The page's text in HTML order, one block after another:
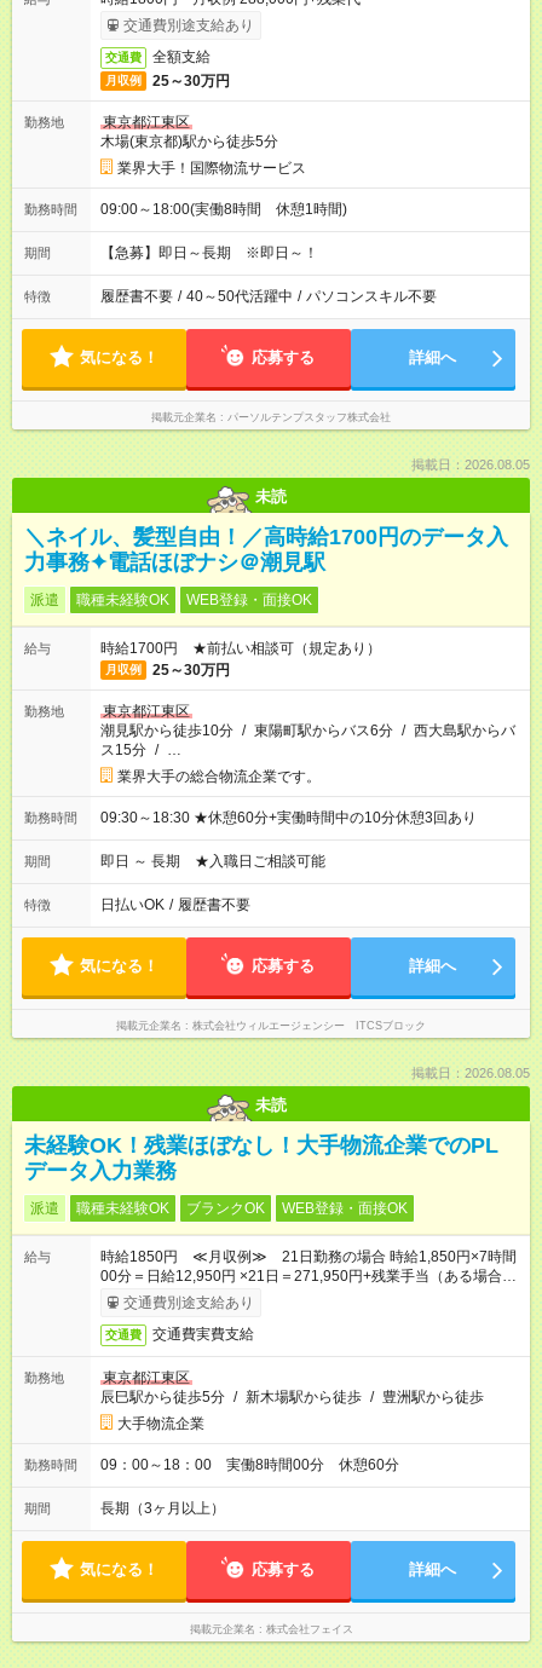
交通費別途支給あり
交通費 全額支給
月収例 25～30万円
勤務地
東京都江東区
木場(東京都)駅から徒歩5分
業界大手！国際物流サービス
勤務時間 09:00～18:00(実働8時間 休憩1時間)
期間 【急募】即日～長期 ※即日～！
特徴 履歴書不要 / 40～50代活躍中 / パソコンスキル不要
気になる！ 応募する 詳細へ
掲載元企業名 パーソルテンプスタッフ株式会社
掲載日：2026.08.05
未読
＼ネイル、髪型自由！／高時給1700円のデータ入
力事務✦電話ほぼナシ＠潮見駅
派遣 職種未経験OK WEB登録・面接OK
給与 時給1700円 ★前払い相談可（規定あり）
月収例 25～30万円
勤務地
東京都江東区
潮見駅から徒歩10分 / 東陽町駅からバス6分 / 西大島駅からバ
ス15分 / …
業界大手の総合物流企業です。
勤務時間 09:30～18:30 ★休憩60分+実働時間中の10分休憩3回あり
期間 即日 ～ 長期 ★入職日ご相談可能
特徴 日払いOK / 履歴書不要
気になる！ 応募する 詳細へ
掲載元企業名 株式会社ウィルエージェンシー ITCSブロック
掲載日：2026.08.05
未読
未経験OK！残業ほぼなし！大手物流企業でのPL
データ入力業務
派遣 職種未経験OK ブランクOK WEB登録・面接OK
給与
時給1850円 ≪月収例≫ 21日勤務の場合 時給1,850円×7時間
00分＝日給12,950円 ×21日＝271,950円+残業手当（ある場合）
+交通費
交通費別途支給あり
交通費 交通費実費支給
勤務地
東京都江東区
辰巳駅から徒歩5分 / 新木場駅から徒歩 / 豊洲駅から徒歩
大手物流企業
勤務時間 09：00～18：00 実働8時間00分 休憩60分
期間 長期（3ヶ月以上）
気になる！ 応募する 詳細へ
掲載元企業名 株式会社フェイス